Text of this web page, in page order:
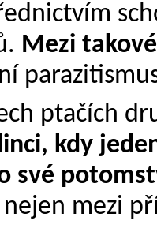
Mezi
ptačích
kdy
své
mezi